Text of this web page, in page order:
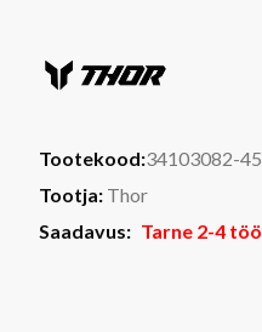
Tootekood:34103082-
Tootja: Thor
Saadavus: Tarne 2-4